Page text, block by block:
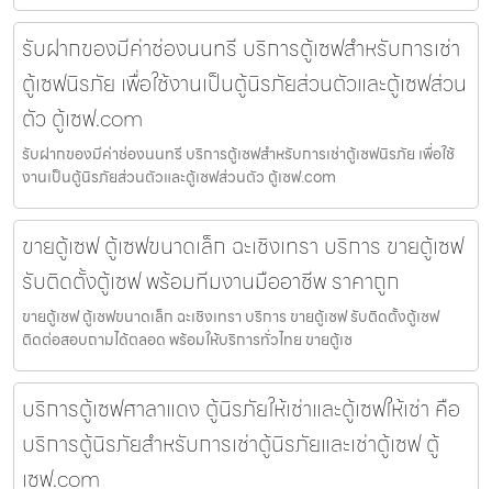
รับฝากของมีค่าช่องนนทรี บริการตู้เซฟสำหรับการเช่า
ตู้เซฟนิรภัย เพื่อใช้งานเป็นตู้นิรภัยส่วนตัวและตู้เซฟส่วน
ตัว ตู้เซฟ.com
รับฝากของมีค่าช่องนนทรี บริการตู้เซฟสำหรับการเช่าตู้เซฟนิรภัย เพื่อใช้
งานเป็นตู้นิรภัยส่วนตัวและตู้เซฟส่วนตัว ตู้เซฟ.com
ขายตู้เซฟ ตู้เซฟขนาดเล็ก ฉะเชิงเทรา บริการ ขายตู้เซฟ
รับติดตั้งตู้เซฟ พร้อมทีมงานมืออาชีพ ราคาถูก
ขายตู้เซฟ ตู้เซฟขนาดเล็ก ฉะเชิงเทรา บริการ ขายตู้เซฟ รับติดตั้งตู้เซฟ
ติดต่อสอบถามได้ตลอด พร้อมให้บริการทั่วไทย ขายตู้เซ
บริการตู้เซฟศาลาแดง ตู้นิรภัยให้เช่าและตู้เซฟให้เช่า คือ
บริการตู้นิรภัยสำหรับการเช่าตู้นิรภัยและเช่าตู้เซฟ ตู้
เซฟ.com